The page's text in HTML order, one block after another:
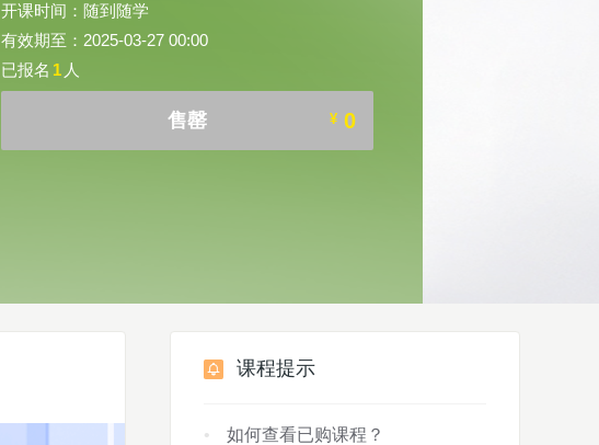
开课时间：随到随学
有效期至：2025-03-27 00:00
已报名 1 人
售罄 ¥ 0
课程提示
如何查看已购课程？